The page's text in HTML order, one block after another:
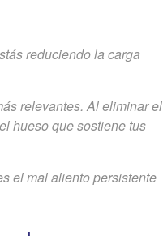
reduciendo la carga
relevantes. Al eliminar el
hueso que sostiene tus
el mal aliento persistente